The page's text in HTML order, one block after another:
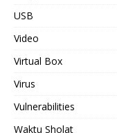
USB
Video
Virtual Box
Virus
Vulnerabilities
Waktu Sholat